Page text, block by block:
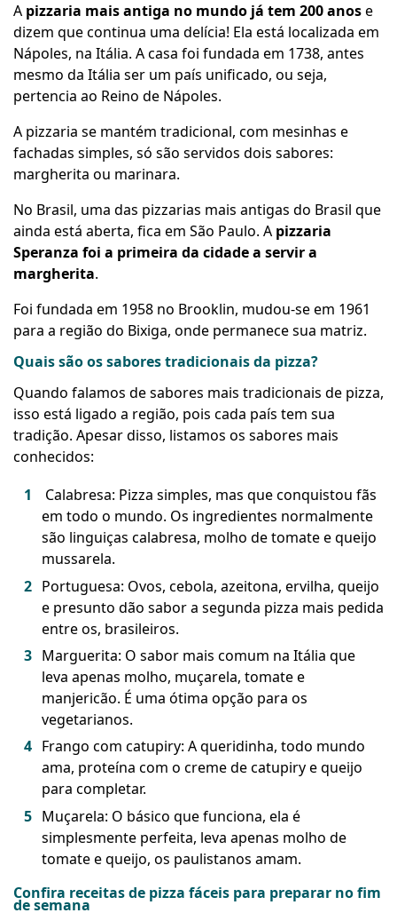
A pizzaria mais antiga no mundo já tem 200 anose
dizem que continua uma delícia! Ela está localizada em
Nápoles, na Itália. A casa foi fundada em 1738, antes
mesmo da Itália ser um país unificado, ou seja,
pertencia ao Reino de Nápoles.
A pizzaria se mantém tradicional, com mesinhas e
fachadas simples, só são servidos dois sabores:
margherita ou marinara.
No Brasil, uma das pizzarias mais antigas do Brasil que
ainda está aberta, fica em São Paulo. A pizzaria
Speranza foi a primeira da cidade a servir a
margherita.
Foi fundada em 1958 no Brooklin, mudou-se em 1961
para a região do Bixiga, onde permanece sua matriz.
Quais são os sabores tradicionais da pizza?
Quando falamos de sabores mais tradicionais de pizza,
isso está ligado a região, pois cada país tem sua
tradição. Apesar disso, listamos os sabores mais
conhecidos:
Calabresa: Pizza simples, mas que conquistou fãs
em todo o mundo. Os ingredientes normalmente
são linguiças calabresa, molho de tomate e queijo
mussarela.
Portuguesa: Ovos, cebola, azeitona, ervilha, queijo
e presunto dão sabor a segunda pizza mais pedida
entre os, brasileiros.
Marguerita: O sabor mais comum na Itália que
leva apenas molho, muçarela, tomate e
manjericão. É uma ótima opção para os
vegetarianos.
Frango com catupiry: A queridinha, todo mundo
ama, proteína com o creme de catupiry e queijo
para completar.
Muçarela: O básico que funciona, ela é
simplesmente perfeita, leva apenas molho de
tomate e queijo, os paulistanos amam.
Confira receitas de pizza fáceis para preparar no fim
de semana